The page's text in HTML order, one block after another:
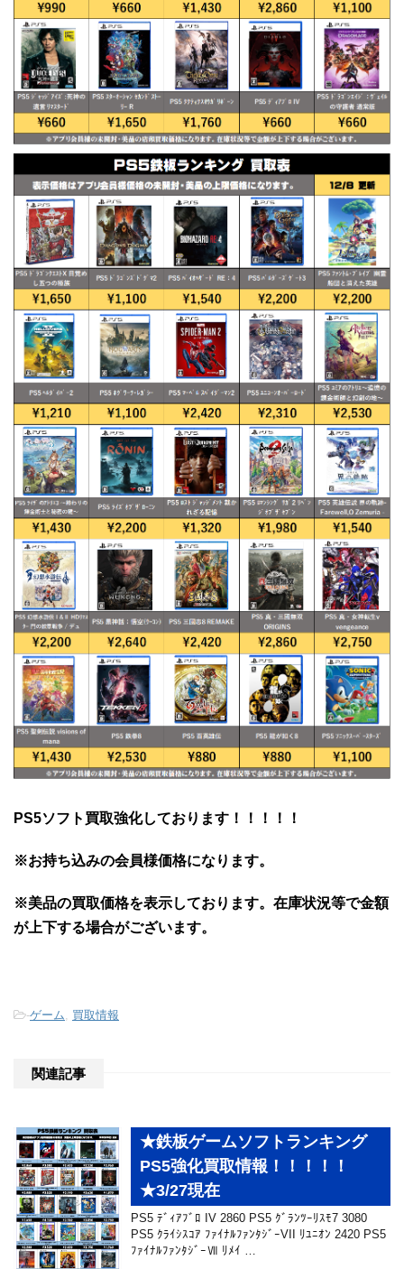
PS5ソフト買取強化しております！！！！！
※お持ち込みの会員様価格になります。
※美品の買取価格を表示しております。 在庫状況等で金額
が上下する場合がございます。
-ゲーム 買取情報
関連記事
★鉄板ゲームソフトランキング
PS5強化買取情報！！！！！
★3/27現在
PS5 ﾃﾞｨｱﾌﾞﾛ IV 2860 PS5 ｸﾞﾗﾝﾂｰﾘｽﾓ7 3080
PS5 ｸﾗｲｼｽｺｱ ﾌｧｲﾅﾙﾌｧﾝﾀｼﾞｰVII ﾘﾕﾆｵﾝ 2420 PS5
ﾌｧｲﾅﾙﾌｧﾝﾀｼﾞｰⅦ ﾘﾒｲ …